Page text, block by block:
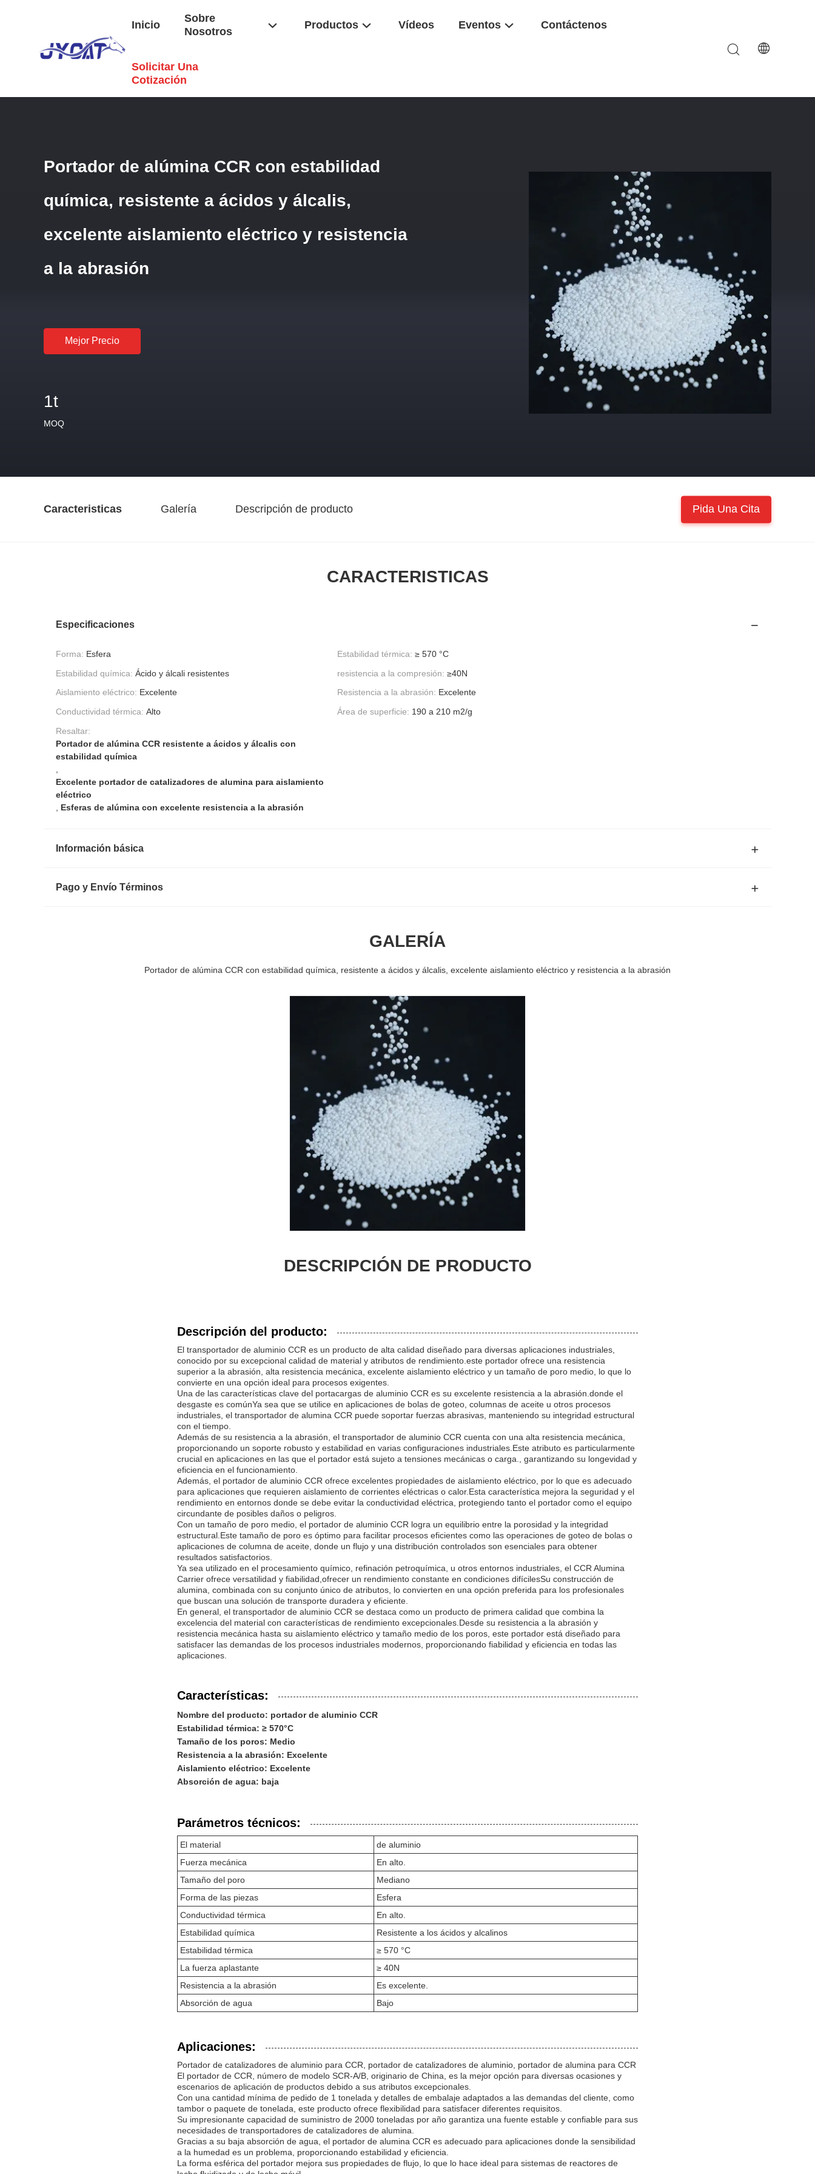
Inicio
Sobre
Nosotros
Productos Vídeos Eventos Contáctenos
Solicitar Una
Cotización
CCR Portador De Aluminio
Portador de alúmina CCR con estabilidad
química, resistente a ácidos y álcalis,
excelente aislamiento eléctrico y resistencia
a la abrasión
Mejor Precio
1t
MOQ
Caracteristicas Galería Descripción de producto Pida Una Cita
CARACTERISTICAS
Especificaciones
Forma: Esfera Estabilidad térmica: ≥ 570 °C
Estabilidad química: Ácido y álcali resistentes resistencia a la compresión: ≥40N
Aislamiento eléctrico: Excelente Resistencia a la abrasión: Excelente
Conductividad térmica: Alto Área de superficie: 190 a 210 m2/g
Resaltar:
Portador de alúmina CCR resistente a ácidos y álcalis con
estabilidad química
Excelente portador de catalizadores de alumina para aislamiento
eléctrico
Esferas de alúmina con excelente resistencia a la abrasión
Información básica
Pago y Envío Términos
GALERÍA
Portador de alúmina CCR con estabilidad química, resistente a ácidos y álcalis, excelente aislamiento eléctrico y resistencia a la abrasión
DESCRIPCIÓN DE PRODUCTO
Descripción del producto:
El transportador de aluminio CCR es un producto de alta calidad diseñado para diversas aplicaciones industriales,
conocido por su excepcional calidad de material y atributos de rendimiento.este portador ofrece una resistencia
superior a la abrasión, alta resistencia mecánica, excelente aislamiento eléctrico y un tamaño de poro medio, lo que lo
convierte en una opción ideal para procesos exigentes.
Una de las características clave del portacargas de aluminio CCR es su excelente resistencia a la abrasión.donde el
desgaste es comúnYa sea que se utilice en aplicaciones de bolas de goteo, columnas de aceite u otros procesos
industriales, el transportador de alumina CCR puede soportar fuerzas abrasivas, manteniendo su integridad estructural
con el tiempo.
Además de su resistencia a la abrasión, el transportador de aluminio CCR cuenta con una alta resistencia mecánica,
proporcionando un soporte robusto y estabilidad en varias configuraciones industriales.Este atributo es particularmente
crucial en aplicaciones en las que el portador está sujeto a tensiones mecánicas o carga., garantizando su longevidad y
eficiencia en el funcionamiento.
Además, el portador de aluminio CCR ofrece excelentes propiedades de aislamiento eléctrico, por lo que es adecuado
para aplicaciones que requieren aislamiento de corrientes eléctricas o calor.Esta característica mejora la seguridad y el
rendimiento en entornos donde se debe evitar la conductividad eléctrica, protegiendo tanto el portador como el equipo
circundante de posibles daños o peligros.
Con un tamaño de poro medio, el portador de aluminio CCR logra un equilibrio entre la porosidad y la integridad
estructural.Este tamaño de poro es óptimo para facilitar procesos eficientes como las operaciones de goteo de bolas o
aplicaciones de columna de aceite, donde un flujo y una distribución controlados son esenciales para obtener
resultados satisfactorios.
Ya sea utilizado en el procesamiento químico, refinación petroquímica, u otros entornos industriales, el CCR Alumina
Carrier ofrece versatilidad y fiabilidad,ofrecer un rendimiento constante en condiciones difícilesSu construcción de
alumina, combinada con su conjunto único de atributos, lo convierten en una opción preferida para los profesionales
que buscan una solución de transporte duradera y eficiente.
En general, el transportador de aluminio CCR se destaca como un producto de primera calidad que combina la
excelencia del material con características de rendimiento excepcionales.Desde su resistencia a la abrasión y
resistencia mecánica hasta su aislamiento eléctrico y tamaño medio de los poros, este portador está diseñado para
satisfacer las demandas de los procesos industriales modernos, proporcionando fiabilidad y eficiencia en todas las
aplicaciones.
Características:
Nombre del producto: portador de aluminio CCR
Estabilidad térmica: ≥ 570°C
Tamaño de los poros: Medio
Resistencia a la abrasión: Excelente
Aislamiento eléctrico: Excelente
Absorción de agua: baja
Parámetros técnicos:
El material
de aluminio
Fuerza mecánica
En alto.
Tamaño del poro
Mediano
Forma de las piezas
Esfera
Conductividad térmica
En alto.
Estabilidad química
Resistente a los ácidos y alcalinos
Estabilidad térmica
≥ 570 °C
La fuerza aplastante
≥ 40N
Resistencia a la abrasión
Es excelente.
Absorción de agua
Bajo
Aplicaciones:
Portador de catalizadores de aluminio para CCR, portador de catalizadores de aluminio, portador de alumina para CCR
El portador de CCR, número de modelo SCR-A/B, originario de China, es la mejor opción para diversas ocasiones y
escenarios de aplicación de productos debido a sus atributos excepcionales.
Con una cantidad mínima de pedido de 1 tonelada y detalles de embalaje adaptados a las demandas del cliente, como
tambor o paquete de tonelada, este producto ofrece flexibilidad para satisfacer diferentes requisitos.
Su impresionante capacidad de suministro de 2000 toneladas por año garantiza una fuente estable y confiable para sus
necesidades de transportadores de catalizadores de alumina.
Gracias a su baja absorción de agua, el portador de alumina CCR es adecuado para aplicaciones donde la sensibilidad
a la humedad es un problema, proporcionando estabilidad y eficiencia.
La forma esférica del portador mejora sus propiedades de flujo, lo que lo hace ideal para sistemas de reactores de